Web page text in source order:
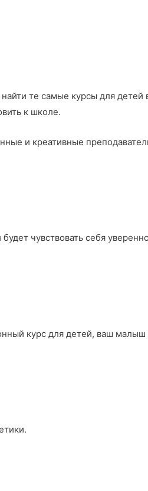
те самые курсы для
к школе.
и креативные
чувствовать себя
курс для детей, ваш малыш